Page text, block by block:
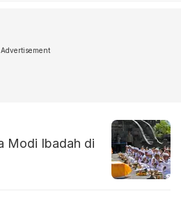
Advertisement
Modi Ibadah di